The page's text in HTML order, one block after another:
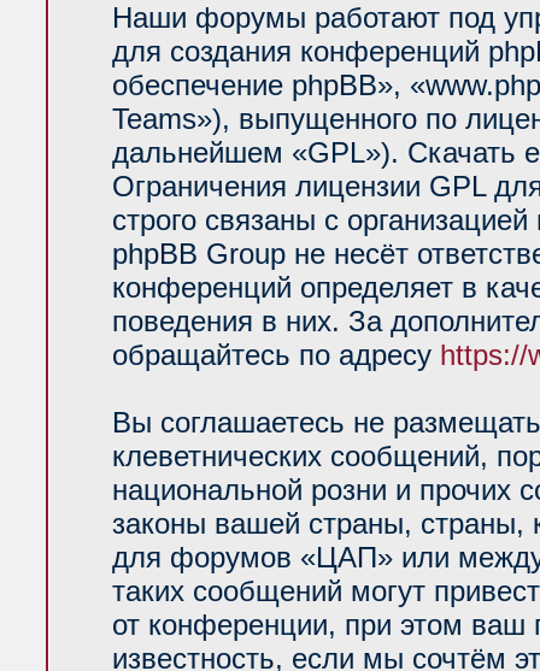
Наши форумы работают под
для создания конференций
обеспечение phpBB»,
Teams»), выпущенного по
дальнейшем «GPL»). Скачать
Ограничения лицензии GPL
строго связаны с
phpBB Group не несёт
конференций определяет в
поведения в них. За
обращайтесь по адресу https://
Вы соглашаетесь не
клеветнических сообщений,
национальной розни и прочих
законы вашей страны, страны,
для форумов «ЦАП» или
таких сообщений могут
от конференции, при этом ваш
известность, если мы сочтём